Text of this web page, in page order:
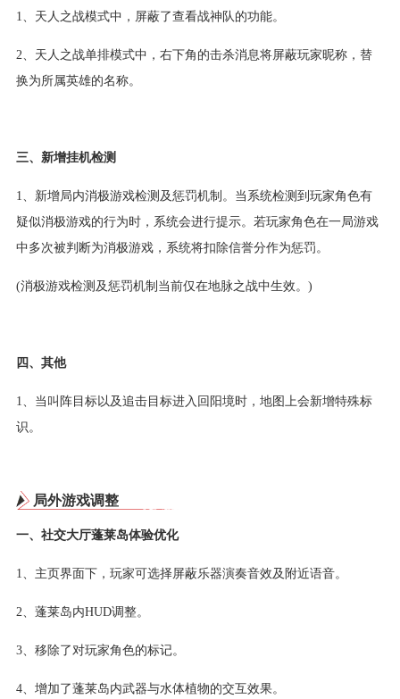
1、天人之战模式中，屏蔽了查看战神队的功能。
2、天人之战单排模式中，右下角的击杀消息将屏蔽玩家昵称，替
换为所属英雄的名称。
三、新增挂机检测
1、新增局内消极游戏检测及惩罚机制。当系统检测到玩家角色有
疑似消极游戏的行为时，系统会进行提示。若玩家角色在一局游戏
中多次被判断为消极游戏，系统将扣除信誉分作为惩罚。
(消极游戏检测及惩罚机制当前仅在地脉之战中生效。)
四、其他
1、当叫阵目标以及追击目标进入回阳境时，地图上会新增特殊标
识。
局外游戏调整
一、社交大厅蓬莱岛体验优化
1、主页界面下，玩家可选择屏蔽乐器演奏音效及附近语音。
2、蓬莱岛内HUD调整。
3、移除了对玩家角色的标记。
4、增加了蓬莱岛内武器与水体植物的交互效果。